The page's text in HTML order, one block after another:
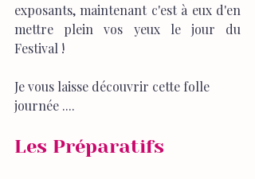
exposants, maintenant c'est à eux d'en
mettre plein vos yeux le jour du
Festival !
Je vous laisse découvrir cette folle
journée ....
Les Préparatifs